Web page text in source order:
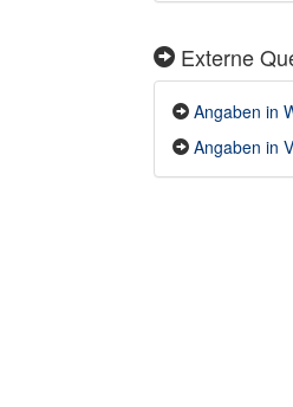
Externe
Angaben in
Angaben in